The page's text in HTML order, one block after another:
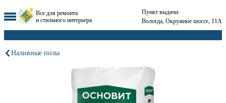
Все для ремонта
и стильного интерьера
Пункт выдачи:
Вологда, Окружное шоссе, 11А
Наливные полы